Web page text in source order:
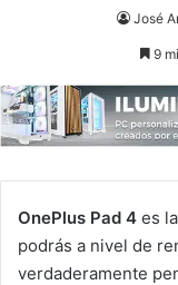
José
9
OnePlus Pad 4 es la
podrás a nivel de
verdaderamente